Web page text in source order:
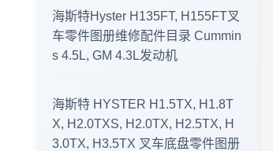
2026年7月26日 零件图册 · 维修手册 · 最新更新
资料更新 · 2026年7月24日
资料库更新 · 2026年7月21日
海斯特Hyster H135FT, H155FT叉
车零件图册维修配件目录 Cummin
s 4.5L, GM 4.3L发动机
海斯特 HYSTER H1.5TX, H1.8T
X, H2.0TXS, H2.0TX, H2.5TX, H
3.0TX, H3.5TX 叉车底盘零件图册